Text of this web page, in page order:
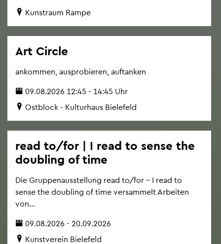
Kunst­raum Rampe
Art Cir­cle
an­kom­men, aus­pro­bie­ren, auf­tan­ken
09.08.2026 12:45 - 14:45 Uhr
Ost­block - Kul­tur­haus Bie­le­feld
read to/for | I read to sense the
dou­bling of time
Die Grup­pen­aus­stel­lung read to/for – I read to
sense the dou­bling of time ver­sam­melt Ar­bei­ten
von...
09.08.2026 - 20.09.2026
Kunst­ver­ein Bie­le­feld